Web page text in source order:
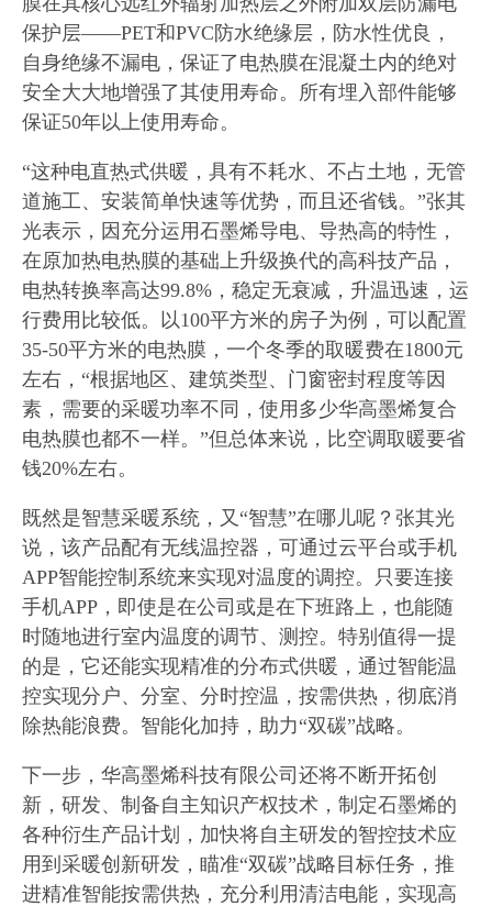
保护层——PET和PVC防水绝缘层，防水性优良，
自身绝缘不漏电，保证了电热膜在混凝土内的绝对
安全大大地增强了其使用寿命。所有埋入部件能够
保证50年以上使用寿命。
“这种电直热式供暖，具有不耗水、不占土地，无管
道施工、安装简单快速等优势，而且还省钱。”张其
光表示，因充分运用石墨烯导电、导热高的特性，
在原加热电热膜的基础上升级换代的高科技产品，
电热转换率高达99.8%，稳定无衰减，升温迅速，运
行费用比较低。以100平方米的房子为例，可以配置
35-50平方米的电热膜，一个冬季的取暖费在1800元
左右，“根据地区、建筑类型、门窗密封程度等因
素，需要的采暖功率不同，使用多少华高墨烯复合
电热膜也都不一样。”但总体来说，比空调取暖要省
钱20%左右。
既然是智慧采暖系统，又“智慧”在哪儿呢？张其光
说，该产品配有无线温控器，可通过云平台或手机
APP智能控制系统来实现对温度的调控。只要连接
手机APP，即使是在公司或是在下班路上，也能随
时随地进行室内温度的调节、测控。特别值得一提
的是，它还能实现精准的分布式供暖，通过智能温
控实现分户、分室、分时控温，按需供热，彻底消
除热能浪费。智能化加持，助力“双碳”战略。
下一步，华高墨烯科技有限公司还将不断开拓创
新，研发、制备自主知识产权技术，制定石墨烯的
各种衍生产品计划，加快将自主研发的智控技术应
用到采暖创新研发，瞄准“双碳”战略目标任务，推
进精准智能按需供热，充分利用清洁电能，实现高